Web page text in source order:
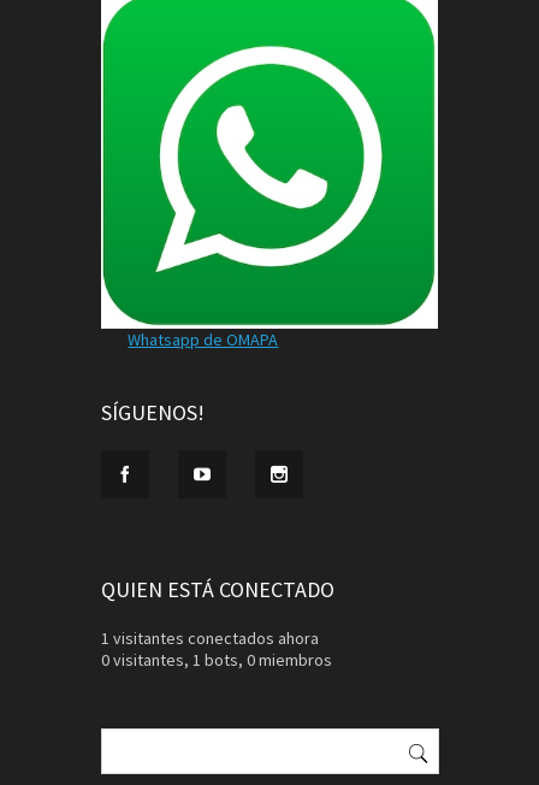
Whatsapp de OMAPA
SÍGUENOS!
QUIEN ESTÁ CONECTADO
1 visitantes conectados ahora
0 visitantes, 1 bots, 0 miembros
Buscar: